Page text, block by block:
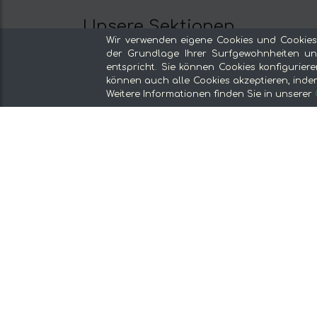
Unsere Sektionen
Vom Erzeuger, ohne Zwischenhändler
Spezialgeschäfte und
Unsere Küchen
Wir verwenden eigene Cookies und
der Grundlage Ihrer Surfgewohnheiten
entspricht. Sie können Cookies
können auch alle Cookies akzeptieren,
Weitere Informationen finden Sie in unserer